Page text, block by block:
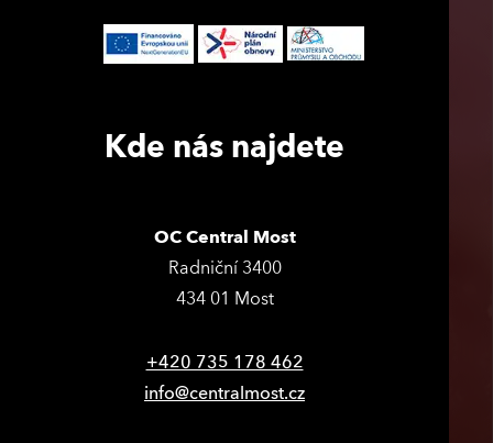
Kde nás najdete
OC Central Most
Radniční 3400
434 01 Most
+420 735 178 462
info@centralmost.cz